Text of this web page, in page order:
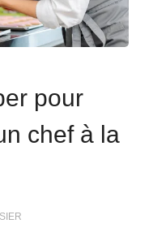
pour
chef à la